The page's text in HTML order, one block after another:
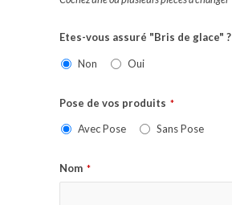
Etes-vous assuré "Bris de glace" ?
Non Oui
Pose de vos produits *
Avec Pose Sans Pose
Nom *